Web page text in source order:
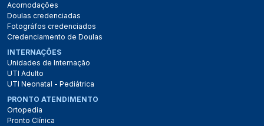
Acomodações
Doulas credenciadas
Fotográfos credenciados
Credenciamento de Doulas
INTERNAÇÕES
Unidades de Internação
UTI Adulto
UTI Neonatal - Pediátrica
PRONTO ATENDIMENTO
Ortopedia
Pronto Clínica